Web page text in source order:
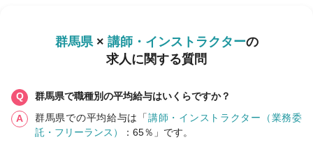
群馬県× 講師・インストラクターの
求人に関する質問
群馬県で職種別の平均給与はいくらですか？
群馬県での平均給与は「講師・インストラクター（業務委
託・フリーランス）
：65％」です。